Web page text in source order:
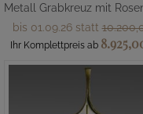
bis 01.09.26 statt
Ihr Komplettpreis ab